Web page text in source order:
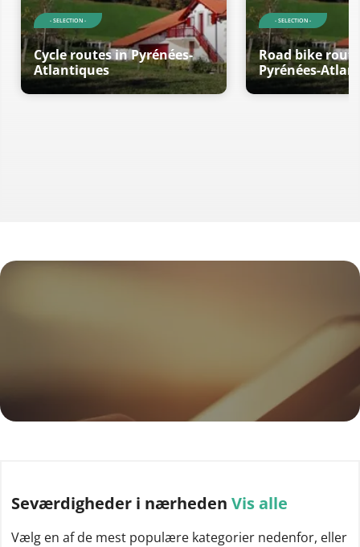
- SELECTION -
Cycle routes in Pyrénées-
Atlantiques
- SELECTION -
Road bike
Pyrénées-
Seværdigheder i nærheden Vis alle
Vælg en af de mest populære kategorier nedenfor, eller